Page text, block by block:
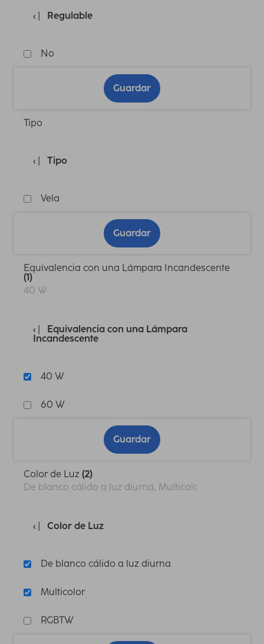
Regulable
No
Guardar
Tipo
Tipo
Vela
Guardar
Equivalencia con una Lámpara Incandescente
(1)
40 W
Equivalencia con una Lámpara
Incandescente
40 W
60 W
Guardar
Color de Luz (2)
De blanco cálido a luz diurna, Multicolor
Color de Luz
De blanco cálido a luz diurna
Multicolor
RGBTW